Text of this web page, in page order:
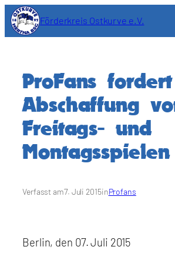
Zum
Inhalt
springen
Förderkreis Ostkurve e.V.
ProFans
Abschaffung
Freitags- und
Montagsspielen
Verfasst am7. Juli 2015inProfans
Berlin, den 07. Juli 2015